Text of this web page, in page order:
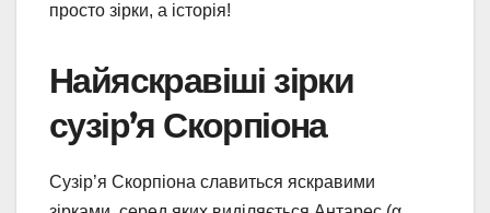
просто зірки, а історія!
Найяскравіші зірки
сузір’я Скорпіона
Сузір’я Скорпіона славиться яскравими